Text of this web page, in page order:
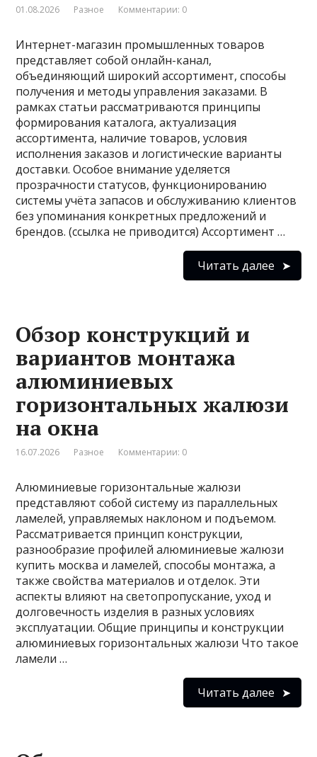
01.08.2026 Разное Комментарии: 0
Интернет-магазин промышленных товаров
представляет собой онлайн-канал,
объединяющий широкий ассортимент, способы
получения и методы управления заказами. В
рамках статьи рассматриваются принципы
формирования каталога, актуализация
ассортимента, наличие товаров, условия
исполнения заказов и логистические варианты
доставки. Особое внимание уделяется
прозрачности статусов, функционированию
системы учёта запасов и обслуживанию клиентов
без упоминания конкретных предложений и
брендов. (ссылка не приводится) Ассортимент …
Читать далее
Обзор конструкций и
вариантов монтажа
алюминиевых
горизонтальных жалюзи
на окна
16.07.2026 Разное Комментарии: 0
Алюминиевые горизонтальные жалюзи
представляют собой систему из параллельных
ламелей, управляемых наклоном и подъемом.
Рассматривается принцип конструкции,
разнообразие профилей алюминиевые жалюзи
купить москва и ламелей, способы монтажа, а
также свойства материалов и отделок. Эти
аспекты влияют на светопропускание, уход и
долговечность изделия в разных условиях
эксплуатации. Общие принципы и конструкции
алюминиевых горизонтальных жалюзи Что такое
ламели …
Читать далее